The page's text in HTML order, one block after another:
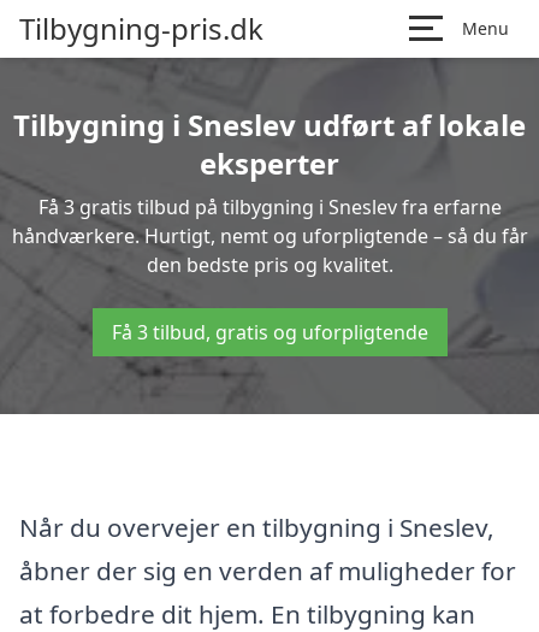
Tilbygning-pris.dk Menu
Tilbygning i Sneslev udført af lokale
eksperter
Få 3 gratis tilbud på tilbygning i Sneslev fra erfarne
håndværkere. Hurtigt, nemt og uforpligtende – så du får
den bedste pris og kvalitet.
Få 3 tilbud, gratis og uforpligtende
Når du overvejer en tilbygning i Sneslev,
åbner der sig en verden af muligheder for
at forbedre dit hjem. En tilbygning kan